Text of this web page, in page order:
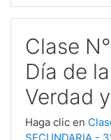
Clase
Día de
Verdad
Haga clic en